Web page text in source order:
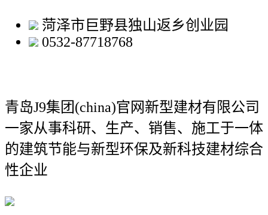
菏泽市巨野县独山返乡创业园
0532-87718768
青岛J9集团(china)官网新型建材有限公司
一家从事科研、生产、销售、施工于一体
的建筑节能与新型环保及新科技建材综合
性企业